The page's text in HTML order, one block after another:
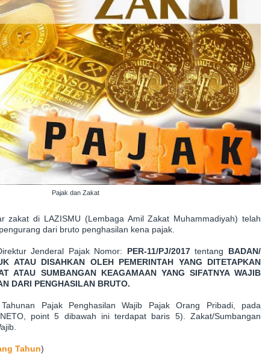
Pajak dan Zakat
zakat di LAZISMU (Lembaga Amil Zakat Muhammadiyah) telah
dari bruto penghasilan kena pajak.
Jenderal Pajak Nomor: PER-11/PJ/2017tentang BADAN/
ATAU DISAHKAN OLEH PEMERINTAH YANG DITETAPKAN
ATAU SUMBANGAN KEAGAMAAN YANG SIFATNYA WAJIB
DARI PENGHASILAN BRUTO.
Pajak Penghasilan Wajib Pajak Orang Pribadi, pada
point 5 dibawah ini terdapat baris 5). Zakat/Sumbangan
Tahun)